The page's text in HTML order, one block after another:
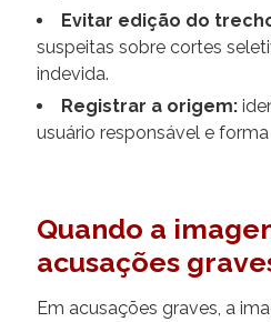
Evitar edição do
suspeitas sobre cortes
indevida.
Registrar a origem:
usuário responsável e
Quando a
acusações
Em acusações graves, a